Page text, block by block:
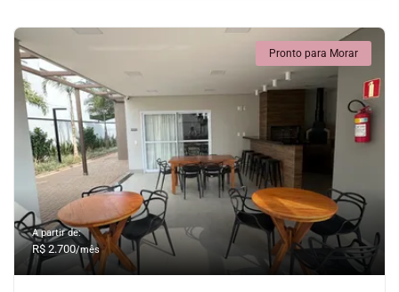
Pronto para Morar
A partir de:
R$ 2.700/mês